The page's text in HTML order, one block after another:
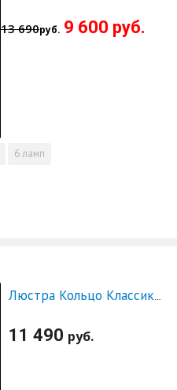
13 690руб. 9 600 руб.
6 ламп
11 490 руб.